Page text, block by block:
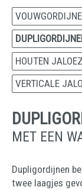
HOUTEN
VERTICALE
MET EEN
Dupligordijnen
twee laagjes